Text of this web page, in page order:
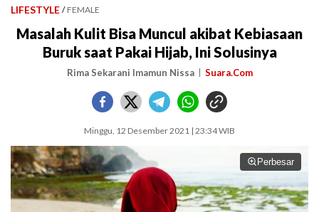
LIFESTYLE / FEMALE
Masalah Kulit Bisa Muncul akibat Kebiasaan
Buruk saat Pakai Hijab, Ini Solusinya
Rima Sekarani Imamun Nissa Suara.Com
Minggu, 12 Desember 2021 | 23:34 WIB
Perbesar